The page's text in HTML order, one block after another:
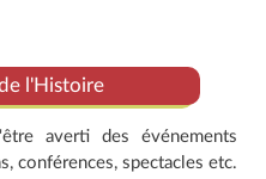
l'Histoire
averti des événements
conférences, spectacles etc.